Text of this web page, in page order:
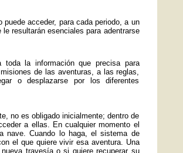
puede acceder, para cada periodo, a un
resultarán esenciales para adentrarse
la información que precisa para
de las aventuras, a las reglas,
o desplazarse por los diferentes
no es obligado inicialmente; dentro de
a ellas. En cualquier momento el
nave. Cuando lo haga, el sistema de
el que quiere vivir esa aventura. Una
travesía o si quiere recuperar su